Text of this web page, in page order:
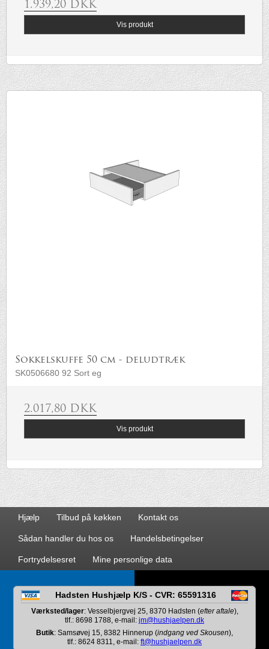
1.939,20 DKK
Vis produkt
Sokkelskuffe 50 cm - deludtræk
SK0506680 92 Sort eg
2.017,80 DKK
Vis produkt
Hjælp Tilbud på køkken Kontakt os
Sådan handler du hos os Handelsbetingelser
Fortrydelsesret Mine personlige data
Hadsten Hushjælp K/S - CVR: 65591316
Værksted/lager: Vesselbjergvej 25, 8370 Hadsten (efter aftale),
tlf.: 8698 1788, e-mail: jm@hushjaelpen.dk
Butik: Samsøvej 15, 8382 Hinnerup (indgang ved Skousen),
tlf.: 8624 8311, e-mail: ft@hushjaelpen.dk